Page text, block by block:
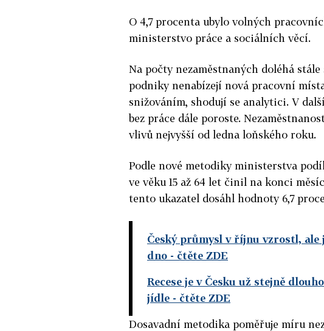
O 4,7 procenta ubylo volných
ministerstvo práce a sociálních věcí.
Na počty nezaměstnaných doléhá
podniky nenabízejí nová pracovní
snižováním, shodují se analytici. V
bez práce dále poroste.
vlivů nejvyšší od ledna loňského roku.
Podle nové metodiky ministerstva
ve věku 15 až 64 let činil na konci
tento ukazatel dosáhl hodnoty 6,7
Český průmysl v říjnu vzrostl, ale
dno - čtěte ZDE
Recese je v Česku už stejně
jídle - čtěte ZDE
Dosavadní metodika poměřuje míru